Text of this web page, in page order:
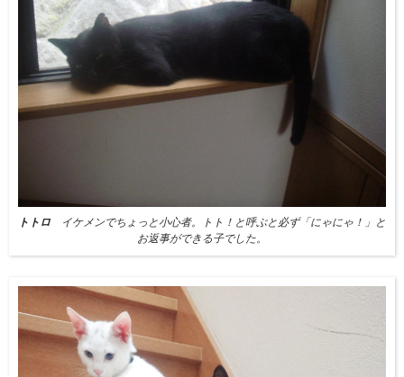
トトロ イケメンでちょっと小心者。トト！と呼ぶと必ず「にゃにゃ！」と
お返事ができる子でした。